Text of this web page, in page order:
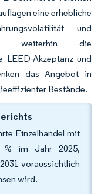
eine erhebliche
und
weiterhin die
LEED-Akzeptanz und
das Angebot in
Bestände.
Einzelhandel mit
% im Jahr 2025,
voraussichtlich
wird.